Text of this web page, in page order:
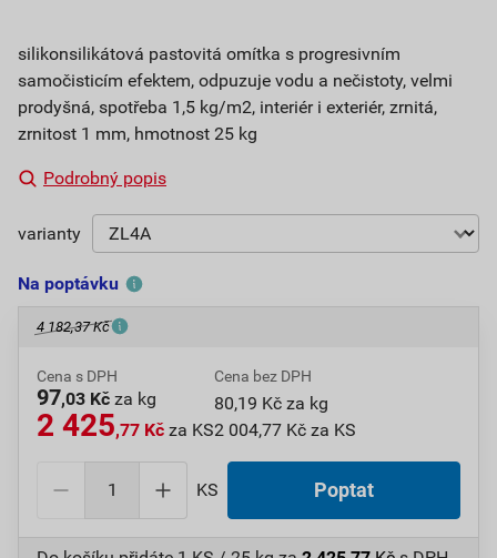
silikonsilikátová pastovitá omítka s progresivním
samočisticím efektem, odpuzuje vodu a nečistoty, velmi
prodyšná, spotřeba 1,5 kg/m2, interiér i exteriér, zrnitá,
zrnitost 1 mm, hmotnost 25 kg
Podrobný popis
varianty
Na poptávku
4 182,37 Kč
Cena s DPH
97,03 Kč za kg
2 425,77 Kč za KS
Cena bez DPH
80,19 Kč za kg
2 004,77 Kč za KS
KS Poptat